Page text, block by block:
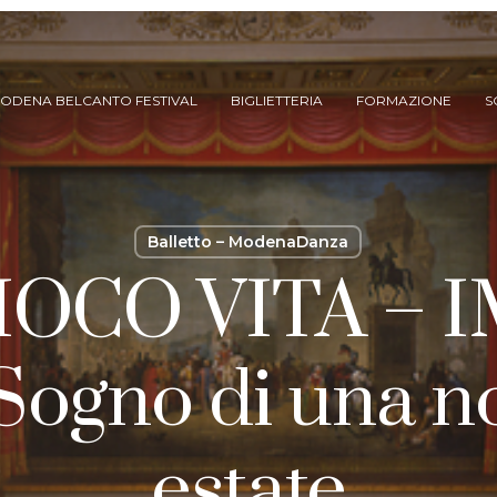
ARCHIVIO SPETTACOLI
(DAL 2023/’24)
(FINO AL 2022/’23)
BELCANTO FESTIVAL BIGLIETTERIA FORMAZIONE
Balletto – ModenaDanza
VITA –
di una